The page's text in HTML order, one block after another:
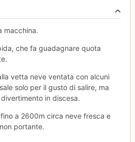
macchina.
che fa guadagnare quota
vetta neve ventata con alcuni
solo per il gusto di salire, ma
in discesa.
a 2600m circa neve fresca e
portante.